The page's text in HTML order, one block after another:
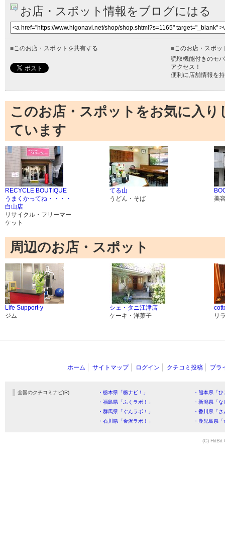
お店・スポット情報をブログにはる
■このお店・スポットを共有する ■このお店・スポッ
読取機能付きのモ
アクセス！
便利に店舗情報を
このお店・スポットをお気に入
ています
RECYCLE BOUTIQUE
うまくかってね・・・・
白山店
リサイクル・フリーマー
ケット
てる山
うどん・そば
美
周辺のお店・スポット
Life Support-y
ジム
シェ・タニ江津店
ケーキ・洋菓子
リ
ホーム サイトマップ ログイン クチコミ投稿 プラ
全国のクチコミナビ(R) ・栃木県「栃ナビ！」
・熊本県「
・福島県「ふくラボ！」
・新潟県「
・群馬県「ぐんラボ！」
・香川県「
・石川県「金沢ラボ！」
・鹿児島県
(C) HitBit